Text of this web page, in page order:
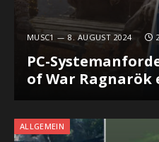
MUSC1 8. AUGUST 2024
PC-
of War
ALLGEMEIN